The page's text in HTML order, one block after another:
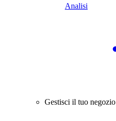
Analisi
Gestisci il tuo negozio